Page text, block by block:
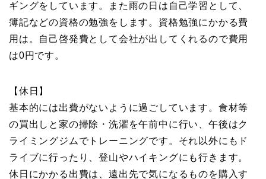
ギングをしています。また雨の日は自己学習として、
簿記などの資格の勉強をします。資格勉強にかかる費
用は。自己啓発費として会社が出してくれるので費用
は0円です。
【休日】
基本的には出費がないように過ごしています。食材等
の買出しと家の掃除・洗濯を午前中に行い、午後はク
ライミングジムでトレーニングです。それ以外にもド
ライブに行ったり、登山やハイキングにも行きます。
休日にかかる出費は、遠出先で気になるものを購入す